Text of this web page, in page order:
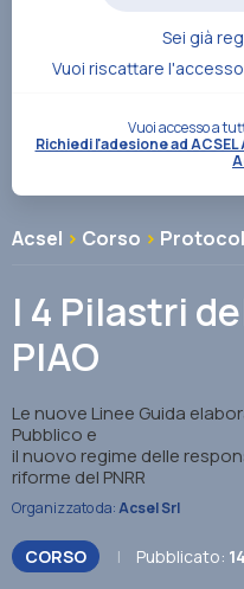
Sei già
Vuoi riscattare
Vuoi accesso a
Richiedi l'adesione ad
Acsel > Corso >
I 4 Pilastri
PIAO
Le nuove Linee Guida
Pubblico e
il nuovo regime delle
riforme del PNRR
Organizzato da:Acsel Srl
CORSO | Pubblicato: